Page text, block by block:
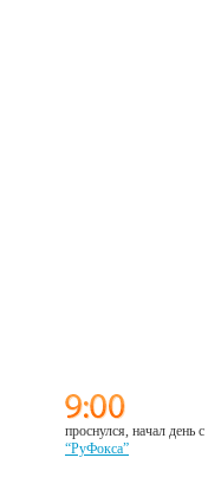
проснулся, начал день с
“РуФокса”